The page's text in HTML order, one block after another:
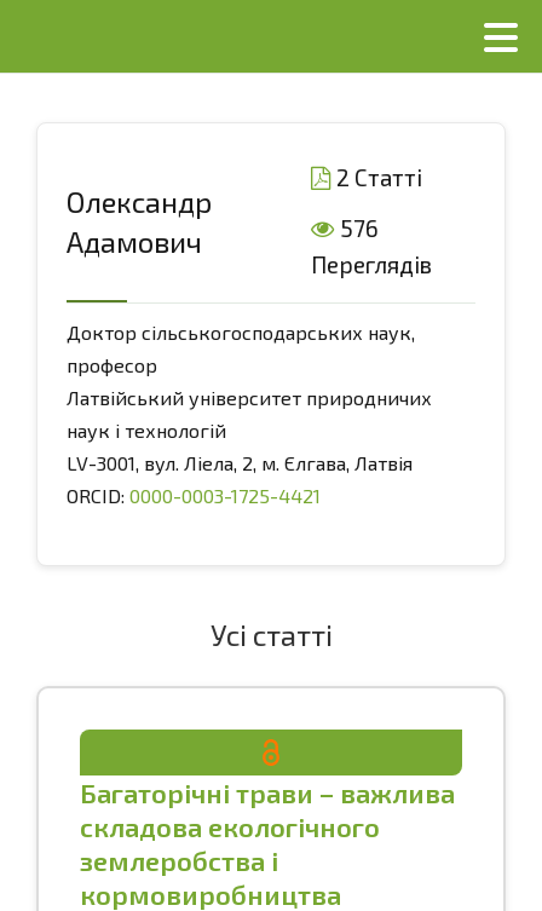
Oлександр
Адамович
2 Статті
576
Переглядів
Доктор сільськогосподарських наук,
професор
Латвійський університет природничих
наук і технологій
LV-3001, вул. Ліела, 2, м. Єлгава, Латвія
ORCID: 0000-0003-1725-4421
Усі статті
Багаторічні трави – важлива
складова екологічного
землеробства і
кормовиробництва